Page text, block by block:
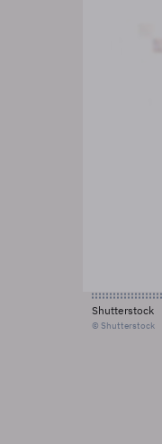
Shutterstock
© Shutterstock